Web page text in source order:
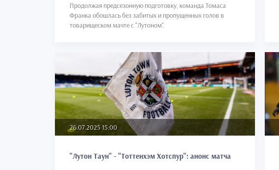
Продолжая предсезонную подготовку, команда Томаса
Франка обошлась без забитых и пропущенных голов в
товарищеском мачте с "Лутоном".
26.07.2025 15:00
"Лутон Таун" - "Тоттенхэм Хотспур": анонс матча